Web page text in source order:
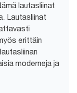
lautasliinat
Lautasliinat
erittäin
moderneja ja